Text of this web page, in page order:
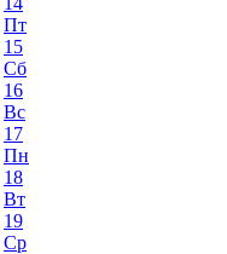
Пт
15
Сб
16
Вс
17
Пн
18
Вт
19
Ср